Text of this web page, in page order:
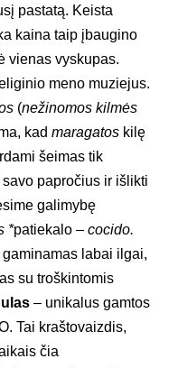
pastatą. Keista
kaina taip įbaugino
vienas vyskupas.
meno muziejus.
(nežinomos kilmės
kad maragatos kilę
šeimas tik
papročius ir išlikti
galimybę
*patiekalo – cocido.
labai ilgai,
su troškintomis
– unikalus gamtos
Tai kraštovaizdis,
čia